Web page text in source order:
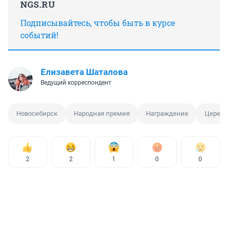
NGS.RU
Подписывайтесь, чтобы быть в курсе
событий!
Елизавета Шаталова
Ведущий корреспондент
Новосибирск Народная премия Награждение
2 2 1 0 0